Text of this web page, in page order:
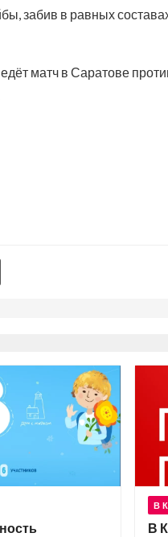
забив в равных
матч в Саратове
В
В